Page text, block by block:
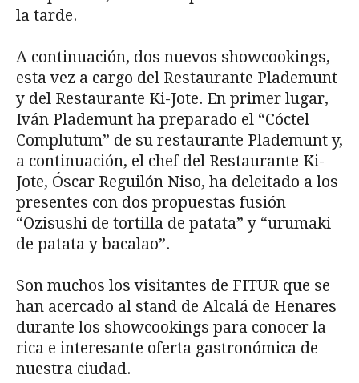
la tarde.
A continuación, dos nuevos showcookings,
esta vez a cargo del Restaurante Plademunt
y del Restaurante Ki-Jote. En primer lugar,
Iván Plademunt ha preparado el “Cóctel
Complutum” de su restaurante Plademunt y,
a continuación, el chef del Restaurante Ki-
Jote, Óscar Reguilón Niso, ha deleitado a los
presentes con dos propuestas fusión
“Ozisushi de tortilla de patata” y “urumaki
de patata y bacalao”.
Son muchos los visitantes de FITUR que se
han acercado al stand de Alcalá de Henares
durante los showcookings para conocer la
rica e interesante oferta gastronómica de
nuestra ciudad.